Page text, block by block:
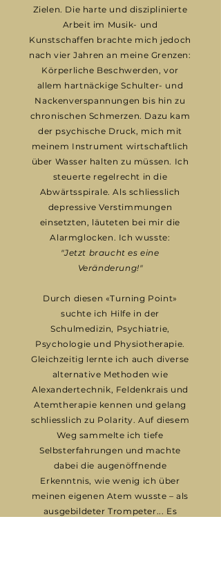
Zielen. Die harte und disziplinierte
Arbeit im Musik- und
Kunstschaffen brachte mich jedoch
nach vier Jahren an meine Grenzen:
Körperliche Beschwerden, vor
allem hartnäckige Schulter- und
Nackenverspannungen bis hin zu
chronischen Schmerzen. Dazu kam
der psychische Druck, mich mit
meinem Instrument wirtschaftlich
über Wasser halten zu müssen. Ich
steuerte regelrecht in die
Abwärtsspirale. Als schliesslich
depressive Verstimmungen
einsetzten, läuteten bei mir die
Alarmglocken. Ich wusste:
"Jetzt braucht es eine
Veränderung!"
Durch diesen «Turning Point»
suchte ich Hilfe in der
Schulmedizin, Psychiatrie,
Psychologie und Physiotherapie.
Gleichzeitig lernte ich auch diverse
alternative Methoden wie
Alexandertechnik, Feldenkrais und
Atemtherapie kennen und gelang
schliesslich zu Polarity. Auf diesem
Weg sammelte ich tiefe
Selbsterfahrungen und machte
dabei die augenöffnende
Erkenntnis, wie wenig ich über
meinen eigenen Atem wusste – als
ausgebildeter Trompeter... Es